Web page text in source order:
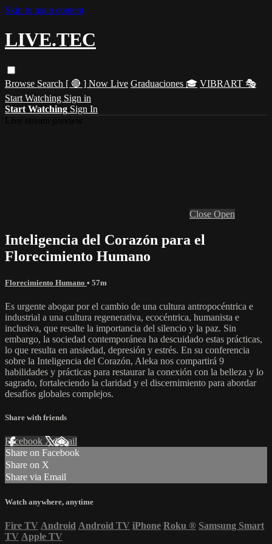
Skip to main content
LIVE.TEC
Browse Search [ 🔴 ] Now Live Graduaciones 🎓 VIBRART 🎭
Start Watching Sign in
Start Watching Sign In
Close Open
Inteligencia del Corazón para el
Florecimiento Humano
Florecimiento Humano • 57m
Es urgente abogar por el cambio de una cultura antropocéntrica e
industrial a una cultura regenerativa, ecocéntrica, humanista e
inclusiva, que resalte la importancia del silencio y la paz. Sin
embargo, la sociedad contemporánea ha descuidado estas prácticas,
lo que resulta en ansiedad, depresión y estrés. En su conferencia
sobre la Inteligencia del Corazón, Aleka nos compartirá 9
habilidades y prácticas para restaurar la conexión con la belleza y lo
sagrado, fortaleciendo la claridad y el discernimiento para abordar
desafíos globales complejos.
Share with friends
Facebook XEmail
Share on Facebook
Share on X
Share via Email
Watch anywhere, anytime
Fire TV Android Android TV iPhone Roku ® Samsung Smart
TV Apple TV